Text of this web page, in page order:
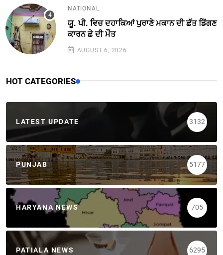
NATIONAL
ਯੂ. ਪੀ. ਵਿਚ ਦਹਾਕਿਆਂ ਪੁਰਾਣੇ ਮਕਾਨ ਦੀ ਛੱਤ ਡਿੱਗਣ
ਕਾਰਨ ਛੇ ਦੀ ਮੌਤ
AUGUST 6, 2026
HOT CATEGORIES
LATEST UPDATE 3132
PUNJAB 5177
HARYANA NEWS 705
PATIALA NEWS 6295